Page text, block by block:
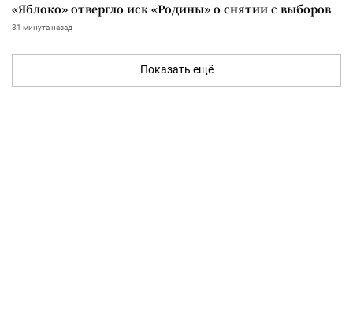
«Яблоко» отвергло иск «Родины» о снятии с выборов
31 минута назад
Показать ещё